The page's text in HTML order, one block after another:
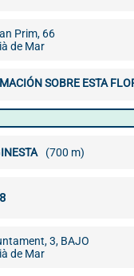
Prim, 66
de Mar
SOBRE ESTA
(700 m)
3, BAJO
de Mar